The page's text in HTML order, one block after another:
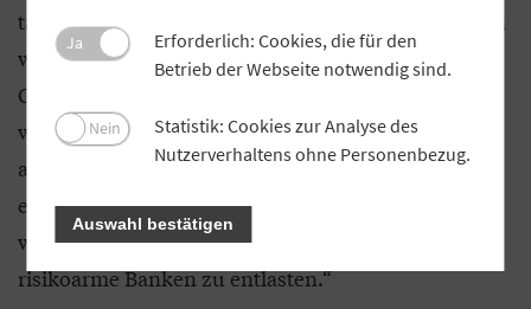
tatsächlich eine Entlastung der Institute verbunden
wäre, sollte vor Abschluss des
Gesetzgebungsverfahrens eingehend analysiert
werden. Die Kennziffer ist erst dann richtig
ausgestaltet, wenn sie für die kleineren Institute
eine tatsächliche Wahloption darstellt. Nur dann
wird die Intention der Gesetzgeber erreicht,
risikoarme Banken zu entlasten.“
Ja
Erforderlich: Cookies, die für den
Betrieb der Webseite notwendig sind.
Nein
Statistik: Cookies zur Analyse des
Nutzerverhaltens ohne Personenbezug.
Auswahl bestätigen